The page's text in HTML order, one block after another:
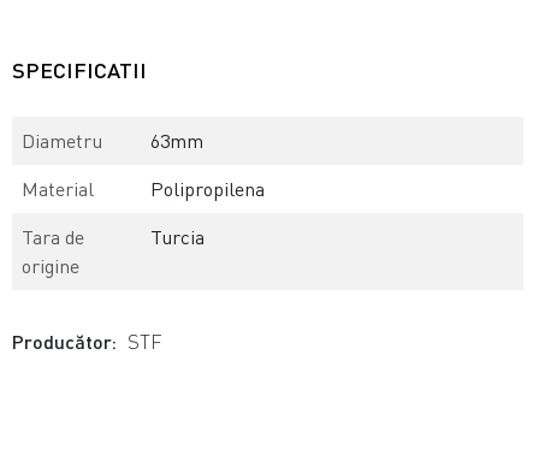
SPECIFICATII
Diametru
63mm
Material
Polipropilena
Tara de
origine
Turcia
Producător: STF